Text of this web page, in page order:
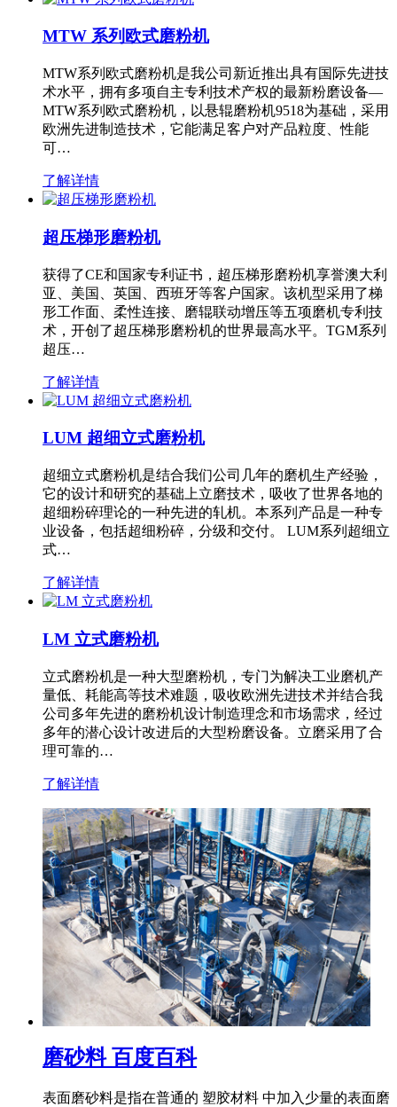
MTW 系列欧式磨粉机
MTW系列欧式磨粉机是我公司新近推出具有国际先进技
术水平，拥有多项自主专利技术产权的最新粉磨设备—
MTW系列欧式磨粉机，以悬辊磨粉机9518为基础，采用
欧洲先进制造技术，它能满足客户对产品粒度、性能
可…
了解详情
超压梯形磨粉机
获得了CE和国家专利证书，超压梯形磨粉机享誉澳大利
亚、美国、英国、西班牙等客户国家。该机型采用了梯
形工作面、柔性连接、磨辊联动增压等五项磨机专利技
术，开创了超压梯形磨粉机的世界最高水平。TGM系列
超压…
了解详情
LUM 超细立式磨粉机
超细立式磨粉机是结合我们公司几年的磨机生产经验，
它的设计和研究的基础上立磨技术，吸收了世界各地的
超细粉碎理论的一种先进的轧机。本系列产品是一种专
业设备，包括超细粉碎，分级和交付。 LUM系列超细立
式…
了解详情
LM 立式磨粉机
立式磨粉机是一种大型磨粉机，专门为解决工业磨机产
量低、耗能高等技术难题，吸收欧洲先进技术并结合我
公司多年先进的磨粉机设计制造理念和市场需求，经过
多年的潜心设计改进后的大型粉磨设备。立磨采用了合
理可靠的…
了解详情
磨砂料 百度百科
表面磨砂料是指在普通的 塑胶材料 中加入少量的表面磨